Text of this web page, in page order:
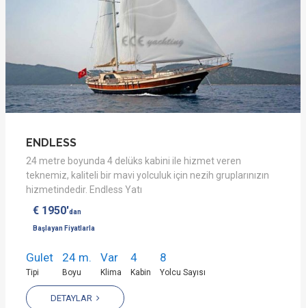
ENDLESS
24 metre boyunda 4 delüks kabini ile hizmet veren
teknemiz, kaliteli bir mavi yolculuk için nezih gruplarınızın
hizmetindedir. Endless Yatı
€ 1950'dan
Başlayan Fiyatlarla
Gulet
Tipi
24 m.
Boyu
Var
Klima
4
Kabin
8
Yolcu Sayısı
DETAYLAR